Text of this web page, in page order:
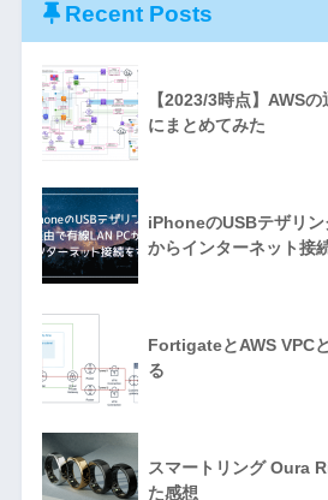
Recent Posts
【2023/3時点】AWS
にまとめてみた
iPhoneのUSBテザリ
からインターネット接
FortigateとAWS VPC
る
スマートリング Oura
た感想